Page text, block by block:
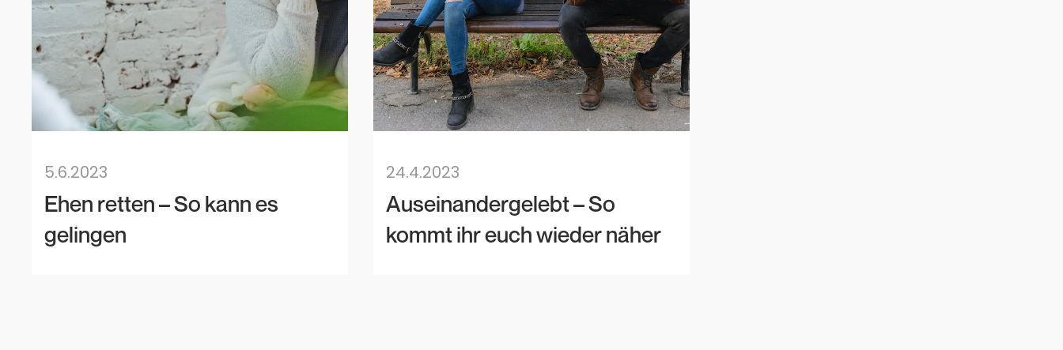
5.6.2023
Ehen retten – So kann es
gelingen
24.4.2023
Auseinandergelebt – So
kommt ihr euch wieder näher